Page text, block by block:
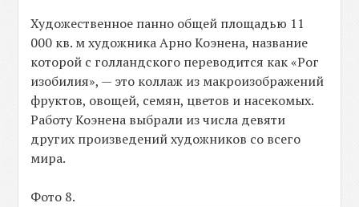
Художественное панно общей площадью 11
000 кв. м художника Арно Коэнена, название
которой с голландского переводится как «Рог
изобилия», — это коллаж из макроизображений
фруктов, овощей, семян, цветов и насекомых.
Работу Коэнена выбрали из числа девяти
других произведений художников со всего
мира.
Фото 8.